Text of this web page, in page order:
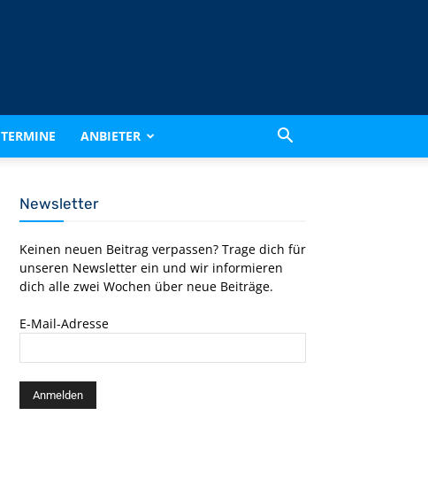
TERMINE ANBIETER
Newsletter
Keinen neuen Beitrag verpassen? Trage dich für
unseren Newsletter ein und wir informieren
dich alle zwei Wochen über neue Beiträge.
E-Mail-Adresse